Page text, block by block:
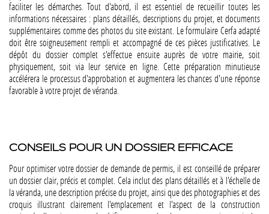
faciliter les démarches. Tout d'abord, il est essentiel de recueillir toutes les
informations nécessaires : plans détaillés, descriptions du projet, et documents
supplémentaires comme des photos du site existant. Le formulaire Cerfa adapté
doit être soigneusement rempli et accompagné de ces pièces justificatives. Le
dépôt du dossier complet s'effectue ensuite auprès de votre mairie, soit
physiquement, soit via leur service en ligne. Cette préparation minutieuse
accélérera le processus d'approbation et augmentera les chances d'une réponse
favorable à votre projet de véranda​​​​.
CONSEILS POUR UN DOSSIER EFFICACE
Pour optimiser votre dossier de demande de permis, il est conseillé de préparer
un dossier clair, précis et complet. Cela inclut des plans détaillés et à l'échelle de
la véranda, une description précise du projet, ainsi que des photographies et des
croquis illustrant clairement l'emplacement et l'aspect de la construction